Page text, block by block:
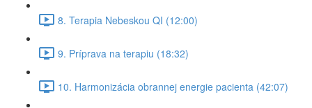
8. Terapia Nebeskou QI (12:00)
9. Príprava na terapiu (18:32)
10. Harmonizácia obrannej energie pacienta (42:07)